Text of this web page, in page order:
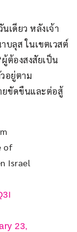
เดียว หลังเจ้า
ลุส ในเขตเวสต์
ต้องสงสัยเป็น
อยู่ตาม
ยขัดขืนและต่อสู้
of
Israel
23,